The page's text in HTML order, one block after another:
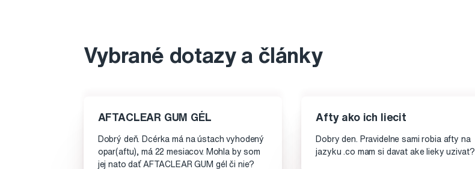
Vybrané dotazy a články
AFTACLEAR GUM GÉL
Dobrý deň. Dcérka má na ústach vyhodený
opar(aftu), má 22 mesiacov. Mohla by som
jej nato dať AFTACLEAR GUM gél či nie?
Afty ako ich liecit
Dobry den. Pravidelne sami robia afty na
jazyku .co mam si davat ake lieky uzivat?